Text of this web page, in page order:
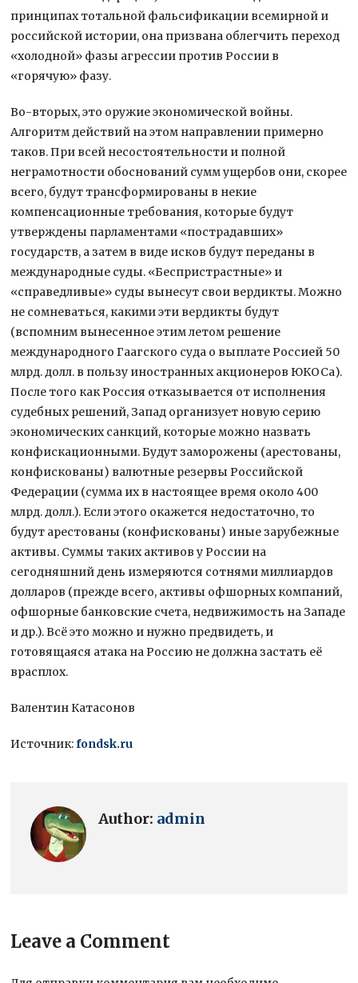
принципах тотальной фальсификации всемирной и
российской истории, она призвана облегчить переход
«холодной» фазы агрессии против России в
«горячую» фазу.
Во-вторых, это оружие экономической войны.
Алгоритм действий на этом направлении примерно
таков. При всей несостоятельности и полной
неграмотности обоснований сумм ущербов они, скорее
всего, будут трансформированы в некие
компенсационные требования, которые будут
утверждены парламентами «пострадавших»
государств, а затем в виде исков будут переданы в
международные суды. «Беспристрастные» и
«справедливые» суды вынесут свои вердикты. Можно
не сомневаться, какими эти вердикты будут
(вспомним вынесенное этим летом решение
международного Гаагского суда о выплате Россией 50
млрд. долл. в пользу иностранных акционеров ЮКОСа).
После того как Россия отказывается от исполнения
судебных решений, Запад организует новую серию
экономических санкций, которые можно назвать
конфискационными. Будут заморожены (арестованы,
конфискованы) валютные резервы Российской
Федерации (сумма их в настоящее время около 400
млрд. долл.). Если этого окажется недостаточно, то
будут арестованы (конфискованы) иные зарубежные
активы. Суммы таких активов у России на
сегодняшний день измеряются сотнями миллиардов
долларов (прежде всего, активы офшорных компаний,
офшорные банковские счета, недвижимость на Западе
и др.). Всё это можно и нужно предвидеть, и
готовящаяся атака на Россию не должна застать её
врасплох.
Валентин Катасонов
Источник:fondsk.ru
Author: admin
Leave a Comment